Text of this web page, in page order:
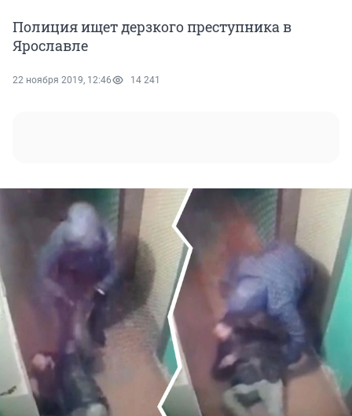
Полиция ищет дерзкого преступника в
Ярославле
22 ноября 2019, 12:46 14 241